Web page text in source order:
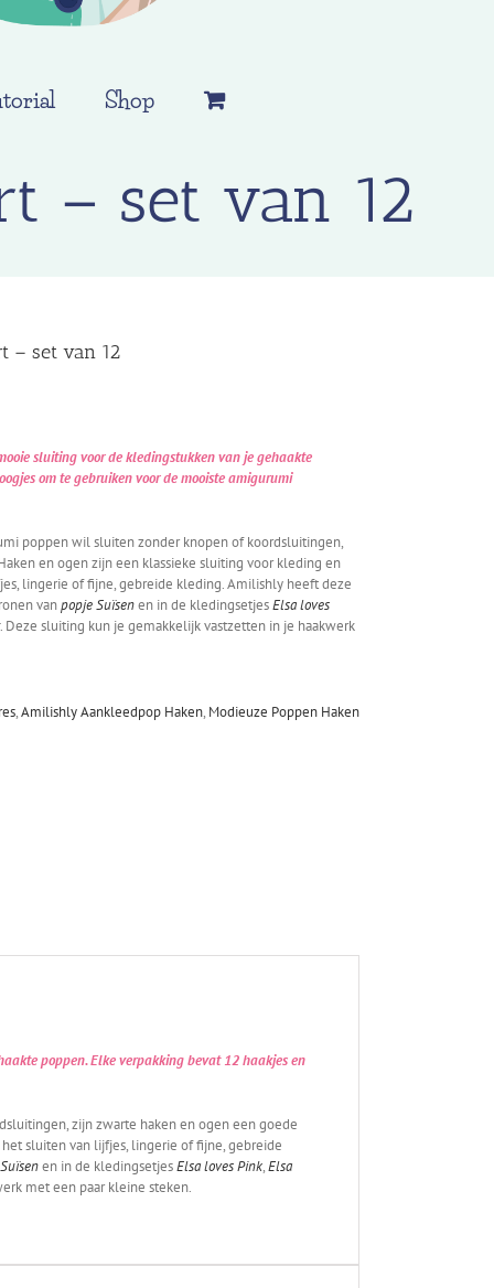
Shop
– set van 12
– set van 12
sluiting voor de kledingstukken van je gehaakte
om te gebruiken voor de mooiste amigurumi
poppen wil sluiten zonder knopen of koordsluitingen,
en ogen zijn een klassieke sluiting voor kleding en
lingerie of fijne, gebreide kleding. Amilishly heeft deze
vanpopje Suïsenen in de kledingsetjesElsa loves
. Deze sluiting kun je gemakkelijk vastzetten in je haakwerk
,Amilishly Aankleedpop Haken, Modieuze Poppen Haken
poppen. Elke verpakking bevat 12 haakjes en
zijn zwarte haken en ogen een goede
sluiten van lijfjes, lingerie of fijne, gebreide
en in de kledingsetjesElsa loves Pink,Elsa
met een paar kleine steken.